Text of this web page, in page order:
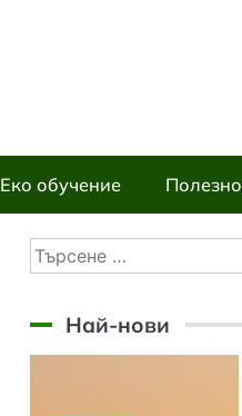
Еко обучение Полезно
Търсене
за:
Най-нови